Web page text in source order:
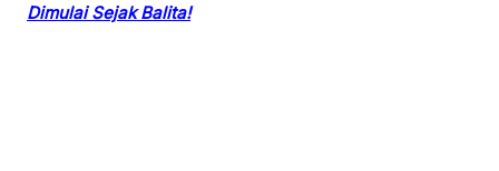
Dimulai Sejak Balita!